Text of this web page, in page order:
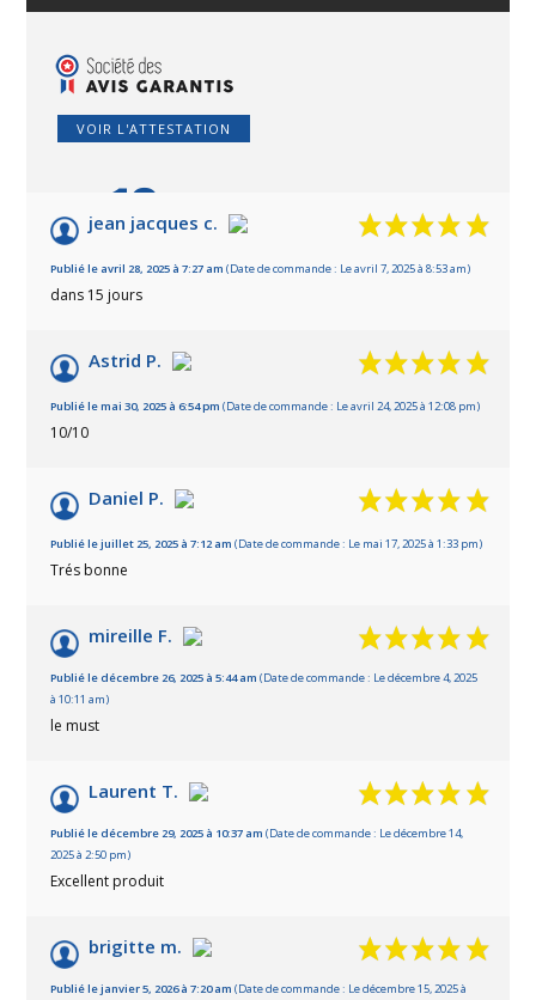
VOIR L'ATTESTATION
10/10
Basé sur 6 avis
jean jacques c.
Publié le avril 28, 2025 à 7:27 am(Date de commande : Le avril 7, 2025 à 8:53 am)
dans 15 jours
Astrid P.
Publié le mai 30, 2025 à 6:54 pm(Date de commande : Le avril 24, 2025 à 12:08 pm)
10/10
Daniel P.
Publié le juillet 25, 2025 à 7:12 am(Date de commande : Le mai 17, 2025 à 1:33 pm)
Trés bonne
mireille F.
Publié le décembre 26, 2025 à 5:44 am(Date de commande : Le décembre 4, 2025
à 10:11 am)
le must
Laurent T.
Publié le décembre 29, 2025 à 10:37 am(Date de commande : Le décembre 14,
2025 à 2:50 pm)
Excellent produit
brigitte m.
Publié le janvier 5, 2026 à 7:20 am(Date de commande : Le décembre 15, 2025 à